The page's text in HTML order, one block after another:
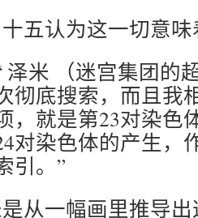
五认为这一切意
泽米 （迷宫集团
彻底搜索，而且我
，就是第23对染色
对染色体的产生，
引。”
从一幅画里推导